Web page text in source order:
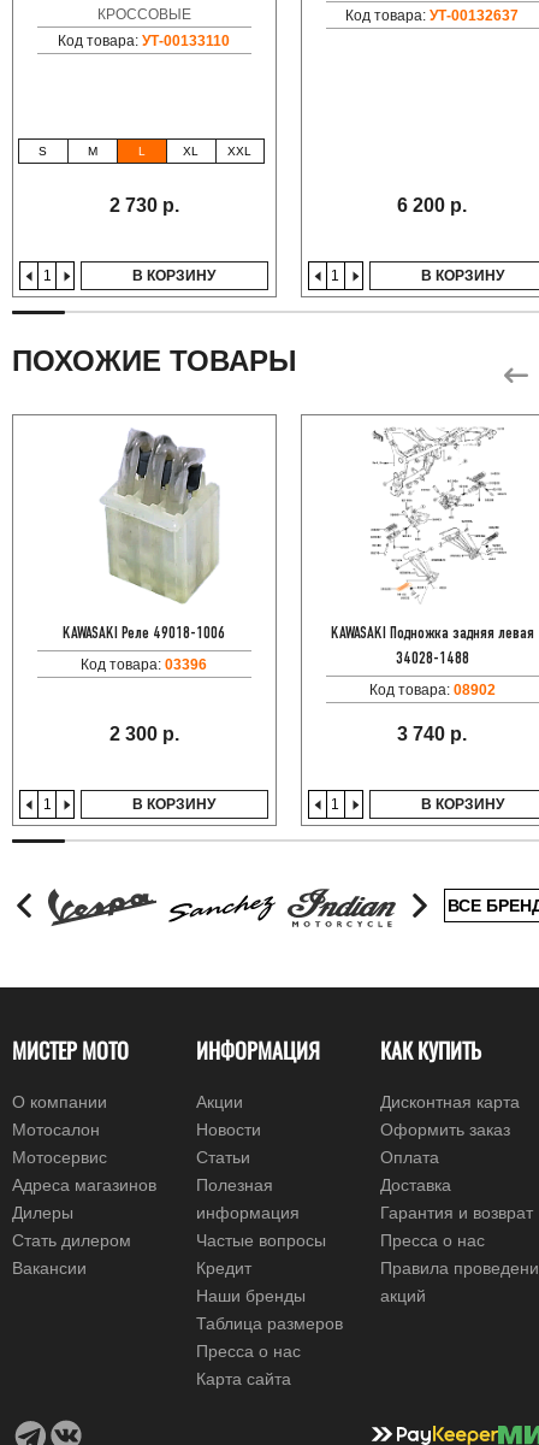
КРОССОВЫЕ
Код товара:УТ-00133110
S M L XL XXL
2 730 р.
В КОРЗИНУ
Код товара:УТ-00132637
6 200 р.
В КОРЗИНУ
ПОХОЖИЕ ТОВАРЫ
KAWASAKI Реле 49018-1006
Код товара:03396
2 300 р.
В КОРЗИНУ
KAWASAKI Подножка задняя левая
34028-1488
Код товара: 08902
3 740 р.
В КОРЗИНУ
ВСЕ
МИСТЕР МОТО
О компании
Мотосалон
Мотосервис
Адреса магазинов
Дилеры
Стать дилером
Вакансии
ИНФОРМАЦИЯ
Акции
Новости
Статьи
Полезная
информация
Частые вопросы
Кредит
Наши бренды
Таблица размеров
Пресса о нас
Карта сайта
КАК КУПИТЬ
Дисконтная карта
Оформить заказ
Оплата
Доставка
Гарантия и возврат
Пресса о нас
Правила
акций